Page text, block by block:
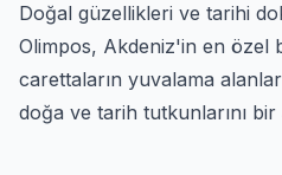
Doğal güzellikleri ve tarihi
Olimpos, Akdeniz'in en özel
carettaların yuvalama
doğa ve tarih tutkunlarını